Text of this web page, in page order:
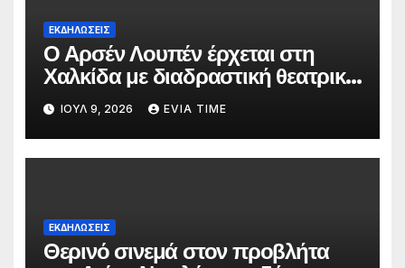
ΕΚΔΗΛΩΣΕΙΣ
Ο Αρσέν Λουπέν έρχεται στη
Χαλκίδα με διαδραστική θεατρική
παράσταση
ΙΟΎΛ 9, 2026 EVIA TIME
ΕΚΔΗΛΩΣΕΙΣ
Θερινό σινεμά στον προβλήτα